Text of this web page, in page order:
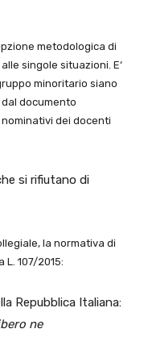
metodologica di
singole situazioni. E‘
minoritario siano
documento
dei docenti
si rifiutano di
la normativa di
107/2015:
Repubblica Italiana:
ne